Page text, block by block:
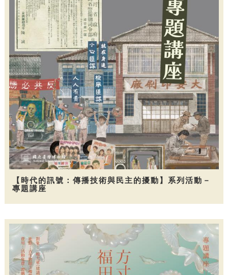
【時代的訊號：傳播技術與民主的擾動】系列活動－
專題講座